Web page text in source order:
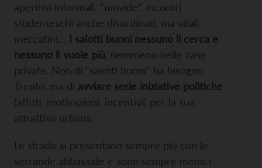
aperitivi informali, “movide”, incontri
studenteschi anche disordinati, ma vitali,
mercatini… I salotti buoni nessuno li cerca e
nessuno li vuole più , nemmeno nelle case
private. Non di “salotti buoni” ha bisogno
Trento, ma di avviare serie iniziative politiche
(affitti, motivazioni, incentivi) per la sua
attrattiva urbana.
Le strade si presentano sempre più con le
serrande abbassate e sono sempre meno i